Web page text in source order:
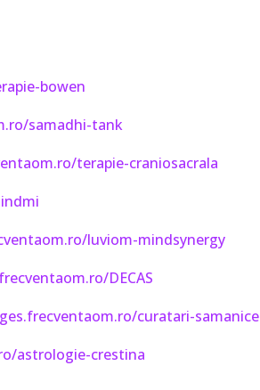
bowen
samadhi-tank
terapie-craniosacrala
luviom-mindsynergy
DECAS
curatari-samanice
astrologie-crestina